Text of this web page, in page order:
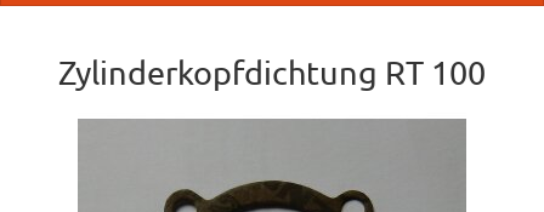
Zylinderkopfdichtung RT 100